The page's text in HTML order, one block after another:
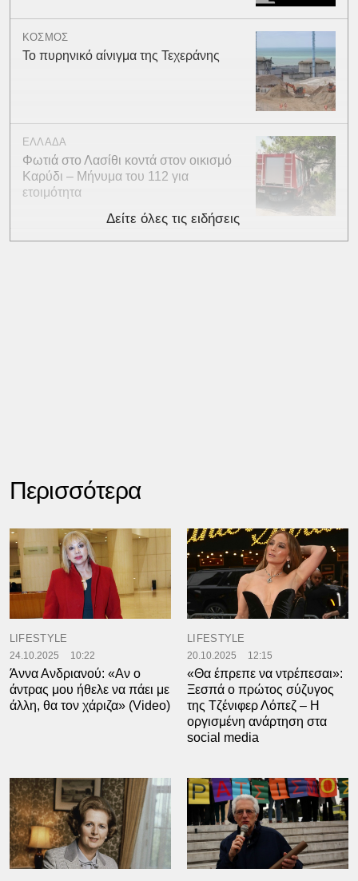
ΚΟΣΜΟΣ
Το πυρηνικό αίνιγμα της Τεχεράνης
ΕΛΛΑΔΑ
Φωτιά στο Λασίθι κοντά στον οικισμό
Καρύδι – Μήνυμα του 112 για
ετοιμότητα
Δείτε όλες τις ειδήσεις
Περισσότερα
LIFESTYLE
24.10.2025 10:22
Άννα Ανδριανού: «Αν ο
άντρας μου ήθελε να πάει με
άλλη, θα τον χάριζα» (Video)
LIFESTYLE
20.10.2025 12:15
«Θα έπρεπε να ντρέπεσαι»:
Ξεσπά ο πρώτος σύζυγος
της Τζένιφερ Λόπεζ – Η
οργισμένη ανάρτηση στα
social media